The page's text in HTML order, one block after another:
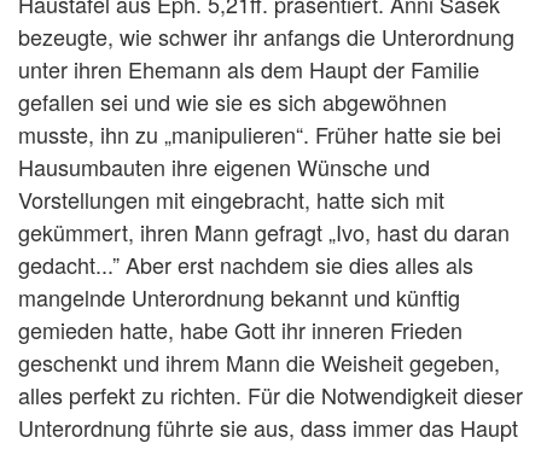
bezeugte, wie schwer ihr anfangs die Unterordnung
unter ihren Ehemann als dem Haupt der Familie
gefallen sei und wie sie es sich abgewöhnen
musste, ihn zu „manipulieren“. Früher hatte sie bei
Hausumbauten ihre eigenen Wünsche und
Vorstellungen mit eingebracht, hatte sich mit
gekümmert, ihren Mann gefragt „Ivo, hast du daran
gedacht...” Aber erst nachdem sie dies alles als
mangelnde Unterordnung bekannt und künftig
gemieden hatte, habe Gott ihr inneren Frieden
geschenkt und ihrem Mann die Weisheit gegeben,
alles perfekt zu richten. Für die Notwendigkeit dieser
Unterordnung führte sie aus, dass immer das Haupt